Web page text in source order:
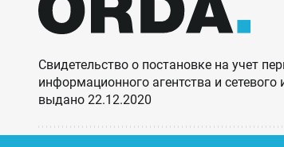
Свидетельство о постановке на учет
информационного агентства и
выдано 22.12.2020